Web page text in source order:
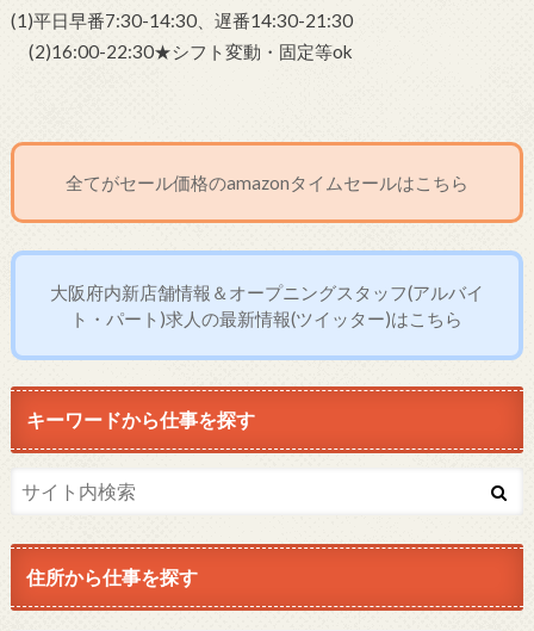
(1)平日早番7:30-14:30、遅番14:30-21:30
(2)16:00-22:30★シフト変動・固定等ok
全てがセール価格のamazonタイムセールはこちら
大阪府内新店舗情報＆オープニングスタッフ(アルバイ
ト・パート)求人の最新情報(ツイッター)はこちら
キーワードから仕事を探す
住所から仕事を探す